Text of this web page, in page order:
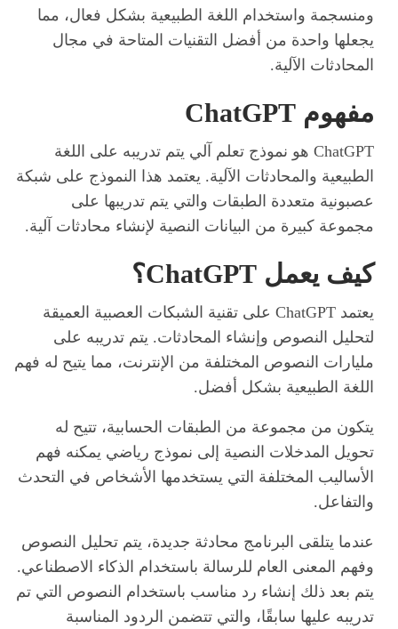
ومنسجمة واستخدام اللغة الطبيعية بشكل فعال، مما
يجعلها واحدة من أفضل التقنيات المتاحة في مجال
المحادثات الآلية.
مفهوم ChatGPT
ChatGPT هو نموذج تعلم آلي يتم تدريبه على اللغة
الطبيعية والمحادثات الآلية. يعتمد هذا النموذج على شبكة
عصبونية متعددة الطبقات والتي يتم تدريبها على
مجموعة كبيرة من البيانات النصية لإنشاء محادثات آلية.
كيف يعمل ChatGPT؟
يعتمد ChatGPT على تقنية الشبكات العصبية العميقة
لتحليل النصوص وإنشاء المحادثات. يتم تدريبه على
مليارات النصوص المختلفة من الإنترنت، مما يتيح له فهم
اللغة الطبيعية بشكل أفضل.
يتكون من مجموعة من الطبقات الحسابية، تتيح له
تحويل المدخلات النصية إلى نموذج رياضي يمكنه فهم
الأساليب المختلفة التي يستخدمها الأشخاص في التحدث
والتفاعل.
عندما يتلقى البرنامج محادثة جديدة، يتم تحليل النصوص
وفهم المعنى العام للرسالة باستخدام الذكاء الاصطناعي.
يتم بعد ذلك إنشاء رد مناسب باستخدام النصوص التي تم
تدريبه عليها سابقًا، والتي تتضمن الردود المناسبة